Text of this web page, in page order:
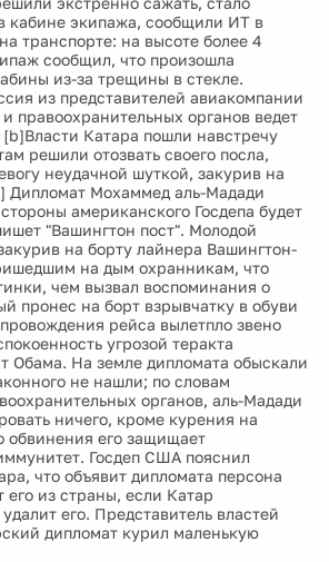
кабине экипажа, сообщили ИТ в
транспорте: на высоте более 4
сообщил, что произошла
из-за трещины в стекле.
из представителей авиакомпании
правоохранительных органов ведет
Катара пошли навстречу
решили отозвать своего посла,
неудачной шуткой, закурив на
Дипломат Мохаммед аль-Мадади
американского Госдепа будет
"Вашингтон пост". Молодой
на борту лайнера Вашингтон-
на дым охранникам, что
чем вызвал воспоминания о
пронес на борт взрывчатку в обуви
рейса вылетпло звено
угрозой теракта
Обама. На земле дипломата обыскали
не нашли; по словам
органов, аль-Мадади
ничего, кроме курения на
обвинения его защищает
Госдеп США пояснил
что объявит дипломата персона
его из страны, если Катар
его. Представитель властей
дипломат курил маленькую